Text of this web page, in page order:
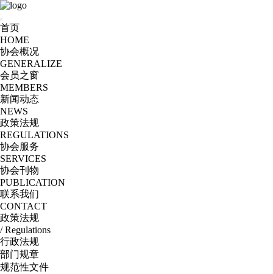
首页
HOME
协会概况
GENERALIZE
会员之窗
MEMBERS
新闻动态
NEWS
政策法规
REGULATIONS
协会服务
SERVICES
协会刊物
PUBLICATION
联系我们
CONTACT
政策法规
/ Regulations
行政法规
部门规章
规范性文件